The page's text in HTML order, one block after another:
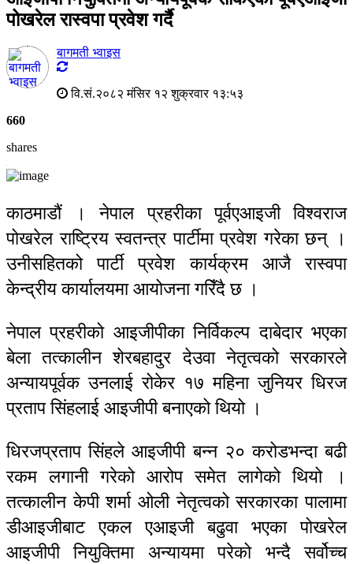
पोखरेल रास्वपा प्रवेश गर्दै
बागमती भ्वाइस
वि.सं.२०८२ मंसिर १२ शुक्रवार १३:५३
660
shares
काठमाडौं । नेपाल प्रहरीका पूर्वएआइजी विश्वराज
पोखरेल राष्ट्रिय स्वतन्त्र पार्टीमा प्रवेश गरेका छन् ।
उनीसहितको पार्टी प्रवेश कार्यक्रम आजै रास्वपा
केन्द्रीय कार्यालयमा आयोजना गरिँदै छ ।
नेपाल प्रहरीको आइजीपीका निर्विकल्प दाबेदार भएका
बेला तत्कालीन शेरबहादुर देउवा नेतृत्वको सरकारले
अन्यायपूर्वक उनलाई रोकेर १७ महिना जुनियर धिरज
प्रताप सिंहलाई आइजीपी बनाएको थियो ।
धिरजप्रताप सिंहले आइजीपी बन्न २० करोडभन्दा बढी
रकम लगानी गरेको आरोप समेत लागेको थियो ।
तत्कालीन केपी शर्मा ओली नेतृत्वको सरकारका पालामा
डीआइजीबाट एकल एआइजी बढुवा भएका पोखरेल
आइजीपी नियुक्तिमा अन्यायमा परेको भन्दै सर्वोच्च